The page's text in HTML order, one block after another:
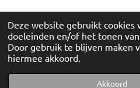
Deze website gebruikt cookies
doeleinden en/of het tonen
Door gebruik te blijven maken
hiermee akkoord.
Akkoord